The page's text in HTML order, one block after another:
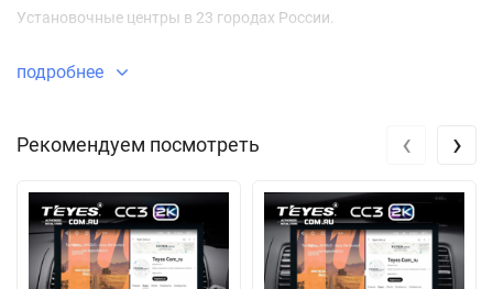
Установочные центры в 23 городах России.
подробнее
Рекомендуем посмотреть ‹ ›